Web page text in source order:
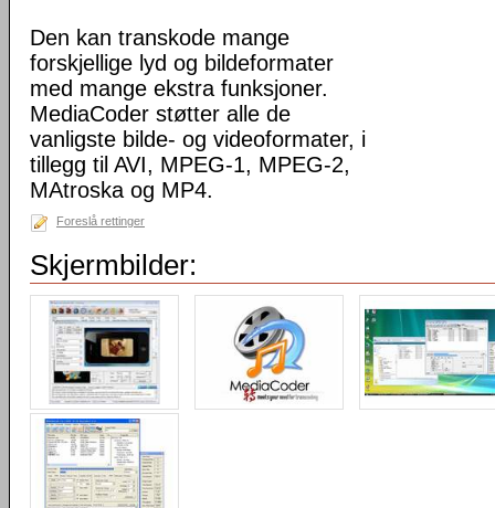
Den kan transkode mange
forskjellige lyd og bildeformater
med mange ekstra funksjoner.
MediaCoder støtter alle de
vanligste bilde- og videoformater, i
tillegg til AVI, MPEG-1, MPEG-2,
MAtroska og MP4.
Foreslå rettinger
Skjermbilder: